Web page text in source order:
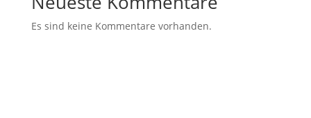
Es sind keine Kommentare vorhanden.